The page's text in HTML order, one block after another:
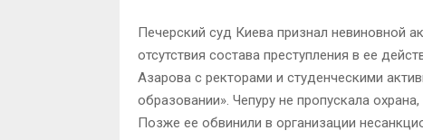
Печерский суд Киева признал невиновной
отсутствия состава преступления в ее
Азарова с ректорами и студенческими
образовании». Чепуру не пропускала
Позже ее обвинили в организации